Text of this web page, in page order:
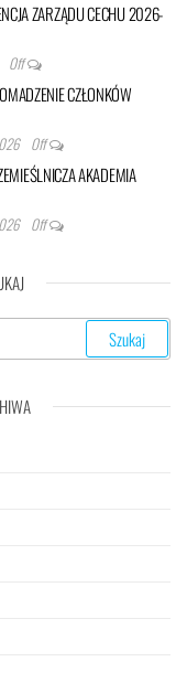
ZARZĄDU CECHU 2026-
Off
CZŁONKÓW
Off
AKADEMIA
Off